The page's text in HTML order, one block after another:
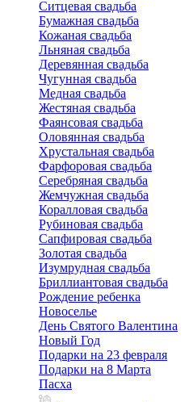
Ситцевая свадьба
Бумажная свадьба
Кожаная свадьба
Льняная свадьба
Деревянная свадьба
Чугунная свадьба
Медная свадьба
Жестяная свадьба
Фаянсовая свадьба
Оловянная свадьба
Хрустальная свадьба
Фарфоровая свадьба
Серебряная свадьба
Жемчужная свадьба
Коралловая свадьба
Рубиновая свадьба
Сапфировая свадьба
Золотая свадьба
Изумрудная свадьба
Бриллиантовая свадьба
Рождение ребенка
Новоселье
День Святого Валентина
Новый Год
Подарки на 23 февраля
Подарки на 8 Марта
Пасха